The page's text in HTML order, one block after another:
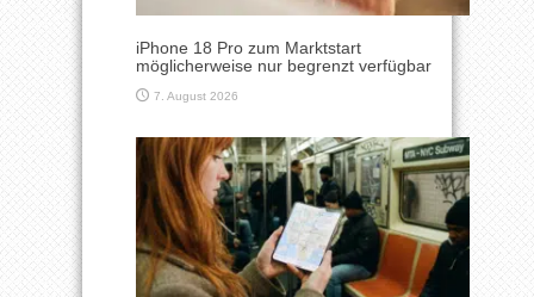
iPhone 18 Pro zum Marktstart
möglicherweise nur begrenzt verfügbar
7. August 2026